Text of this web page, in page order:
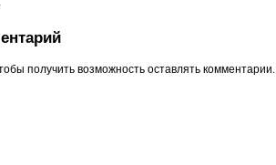
получить возможность оставлять комментарии.